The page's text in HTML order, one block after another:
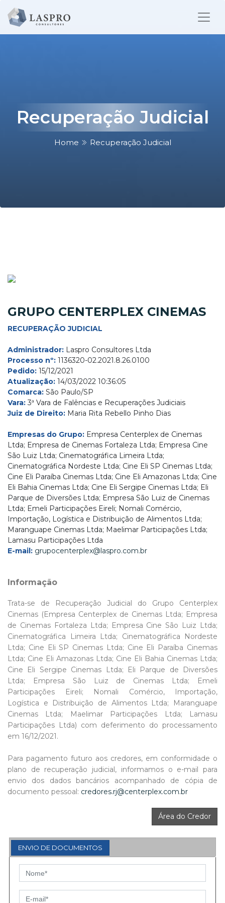
Recuperação Judicial
Home Recuperação Judicial
GRUPO CENTERPLEX CINEMAS
RECUPERAÇÃO JUDICIAL
Administrador: Laspro Consultores Ltda
Processo nº: 1136320-02.2021.8.26.0100
Pedido: 15/12/2021
Atualização: 14/03/2022 10:36:05
Comarca: São Paulo/SP
Vara:3ª Vara de Falências e Recuperações Judiciais
Juiz de Direito: Maria Rita Rebello Pinho Dias
Empresas do Grupo: Empresa Centerplex de Cinemas
Ltda; Empresa de Cinemas Fortaleza Ltda; Empresa Cine
São Luiz Ltda; Cinematográfica Limeira Ltda;
Cinematográfica Nordeste Ltda; Cine Eli SP Cinemas Ltda;
Cine Eli Paraíba Cinemas Ltda; Cine Eli Amazonas Ltda; Cine
Eli Bahia Cinemas Ltda; Cine Eli Sergipe Cinemas Ltda; Eli
Parque de Diversões Ltda; Empresa São Luiz de Cinemas
Ltda; Emeli Participações Eireli; Nomali Comércio,
Importação, Logística e Distribuição de Alimentos Ltda;
Maranguape Cinemas Ltda; Maelimar Participações Ltda;
Lamasu Participações Ltda
E-mail: grupocenterplex@laspro.com.br
Informação
Trata-se de Recuperação Judicial do Grupo Centerplex
Cinemas (Empresa Centerplex de Cinemas Ltda; Empresa
de Cinemas Fortaleza Ltda; Empresa Cine São Luiz Ltda;
Cinematográfica Limeira Ltda; Cinematográfica Nordeste
Ltda; Cine Eli SP Cinemas Ltda; Cine Eli Paraíba Cinemas
Ltda; Cine Eli Amazonas Ltda; Cine Eli Bahia Cinemas Ltda;
Cine Eli Sergipe Cinemas Ltda; Eli Parque de Diversões
Ltda; Empresa São Luiz de Cinemas Ltda; Emeli
Participações Eireli; Nomali Comércio, Importação,
Logística e Distribuição de Alimentos Ltda; Maranguape
Cinemas Ltda; Maelimar Participações Ltda; Lamasu
Participações Ltda) com deferimento do processamento
em 16/12/2021.
Para pagamento futuro aos credores, em conformidade o
plano de recuperação judicial, informamos o e-mail para
envio dos dados bancários acompanhado de cópia de
documento pessoal: credores.rj@centerplex.com.br
Área do Credor
ENVIO DE DOCUMENTOS